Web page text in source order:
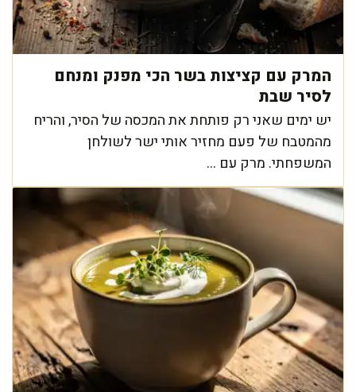
המרק עם קציצות בשר הכי מפנק ומנחם
לסיר שבת
יש ימים שאני רק פותחת את המכסה של הסיר, והריח
מהמטבח של פעם מחזיר אותי ישר לשולחן
המשפחתי. מרק עם ...